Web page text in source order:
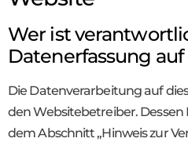
Wer ist
Datenerfassung
Die Datenverarbeitung auf
den Websitebetreiber.
dem Abschnitt „Hinweis zur